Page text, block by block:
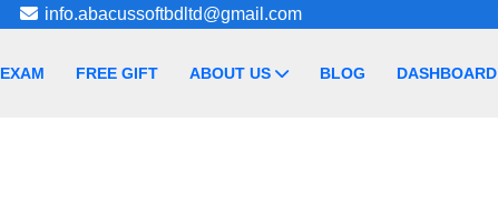
info.abacussoftbdltd@gmail.com
EXAM FREE GIFT ABOUT US BLOG DASHBOARD